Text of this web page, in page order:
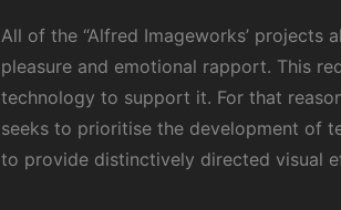
All of the “Alfred Imageworks’ projects
pleasure and emotional rapport. This
technology to support it. For that
seeks to prioritise the development of
to provide distinctively directed visual